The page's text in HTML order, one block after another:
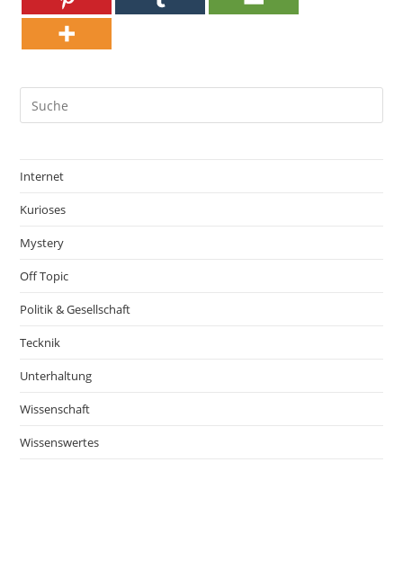
Internet
Kurioses
Mystery
Off Topic
Politik & Gesellschaft
Tecknik
Unterhaltung
Wissenschaft
Wissenswertes